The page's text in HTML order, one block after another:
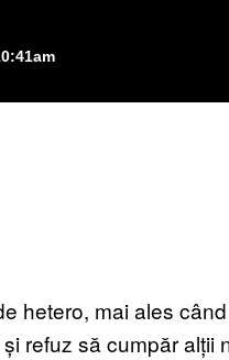
hetero, mai ales
refuz să cumpăr alții